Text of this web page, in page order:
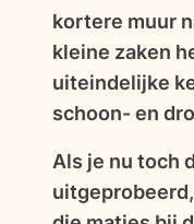
kortere muur
kleine zaken
uiteindelijke
schoon- en
Als je nu toch